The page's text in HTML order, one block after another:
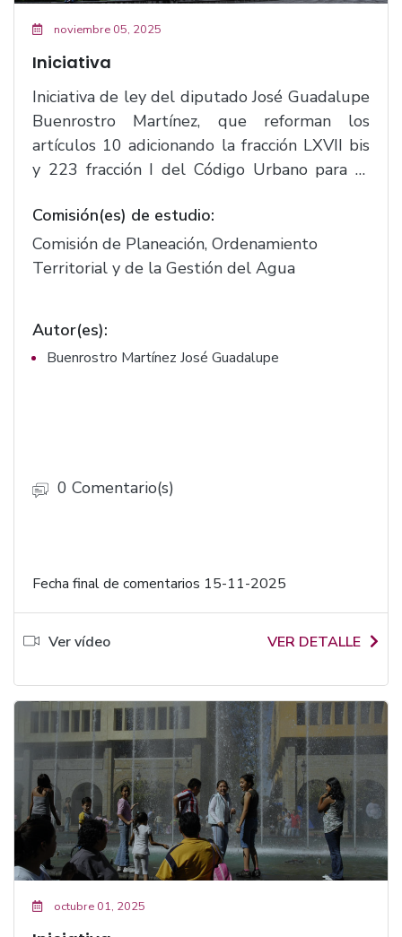
noviembre 05, 2025
Iniciativa
Iniciativa de ley del diputado José Guadalupe
Buenrostro Martínez, que reforman los
artículos 10 adicionando la fracción LXVII bis
y 223 fracción I del Código Urbano para el
170 adicionando el numeral 3, 176 numeral 2
de la Ley de Movilidad, Seguridad Vial y
Transporte del Estado de Jalisco.(F.3448)
Comisión(es) de estudio:
Comisión de Planeación, Ordenamiento
Territorial y de la Gestión del Agua
Autor(es):
Buenrostro Martínez José Guadalupe
0 Comentario(s)
Fecha final de comentarios 15-11-2025
Ver vídeo VER DETALLE
octubre 01, 2025